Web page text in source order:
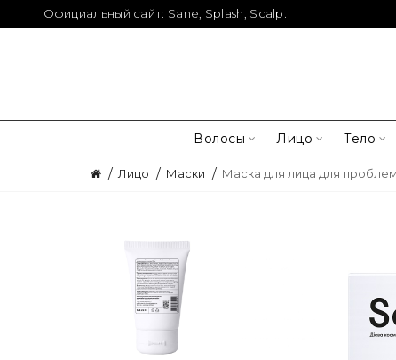
Официальный сайт: Sane Splash Scalp
Волосы Лицо Тело
Лицо Маски Маска для лица для